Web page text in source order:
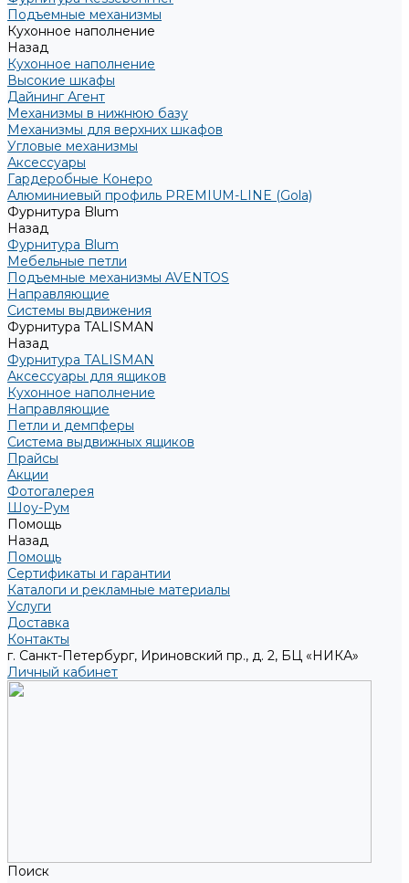
Подъемные механизмы
Кухонное наполнение
Назад
Кухонное наполнение
Высокие шкафы
Дайнинг Агент
Механизмы в нижнюю базу
Механизмы для верхних шкафов
Угловые механизмы
Аксессуары
Гардеробные Конеро
Алюминиевый профиль PREMIUM-LINE (Gola)
Фурнитура Blum
Назад
Фурнитура Blum
Мебельные петли
Подъемные механизмы AVENTOS
Направляющие
Системы выдвижения
Фурнитура TALISMAN
Назад
Фурнитура TALISMAN
Аксессуары для ящиков
Кухонное наполнение
Направляющие
Петли и демпферы
Система выдвижных ящиков
Прайсы
Акции
Фотогалерея
Шоу-Рум
Помощь
Назад
Помощь
Сертификаты и гарантии
Каталоги и рекламные материалы
Услуги
Доставка
Контакты
г. Санкт-Петербург, Ириновский пр., д. 2, БЦ «НИКА»
Личный кабинет
Поиск